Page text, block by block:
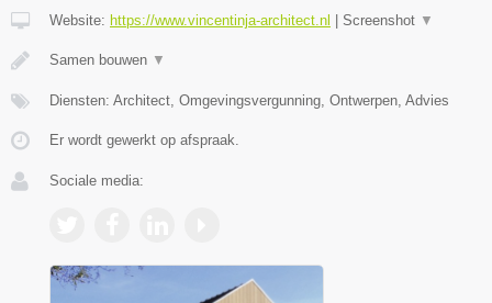
Website: https://www.vincentinja-architect.nl Screenshot ▼
Samen bouwen ▼
Diensten: Architect, Omgevingsvergunning, Ontwerpen, Advies
Er wordt gewerkt op afspraak.
Sociale media: